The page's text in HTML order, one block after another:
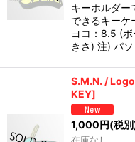
キーホルダー
できるキー
ヨコ：8.5 (
きさ) 注) パ
S.M.N. /
KEY]
1,000円(税